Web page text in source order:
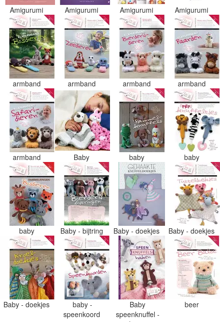
Amigurumi Amigurumi Amigurumi Amigurumi
armband armband armband armband
armband Baby baby baby
baby Baby - bijtring Baby - doekjes Baby - doekjes
Baby - doekjes
baby -
speenkoord
Baby
speenknuffel -
beer